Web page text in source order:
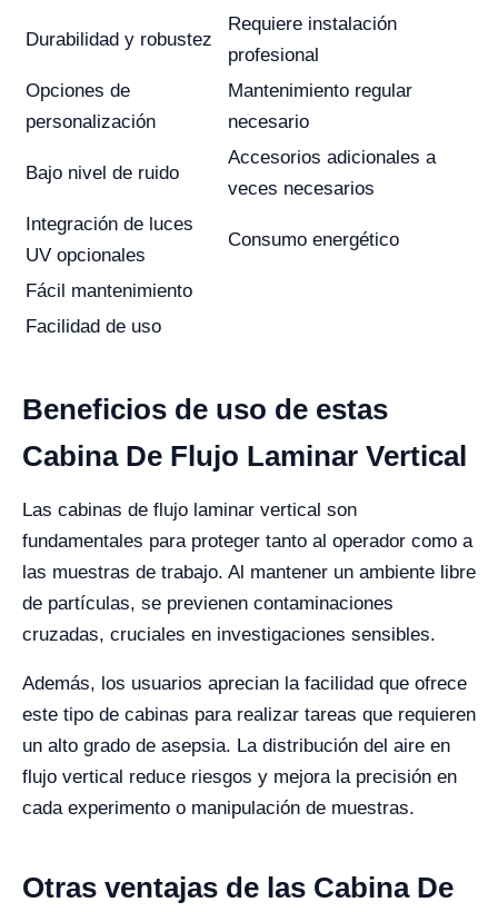
Durabilidad y robustez
Requiere instalación
profesional
Opciones de
personalización
Mantenimiento regular
necesario
Bajo nivel de ruido
Accesorios adicionales a
veces necesarios
Integración de luces
UV opcionales
Consumo energético
Fácil mantenimiento
Facilidad de uso
Beneficios de uso de estas
Cabina De Flujo Laminar Vertical
Las cabinas de flujo laminar vertical son
fundamentales para proteger tanto al operador como a
las muestras de trabajo. Al mantener un ambiente libre
de partículas, se previenen contaminaciones
cruzadas, cruciales en investigaciones sensibles.
Además, los usuarios aprecian la facilidad que ofrece
este tipo de cabinas para realizar tareas que requieren
un alto grado de asepsia. La distribución del aire en
flujo vertical reduce riesgos y mejora la precisión en
cada experimento o manipulación de muestras.
Otras ventajas de las Cabina De